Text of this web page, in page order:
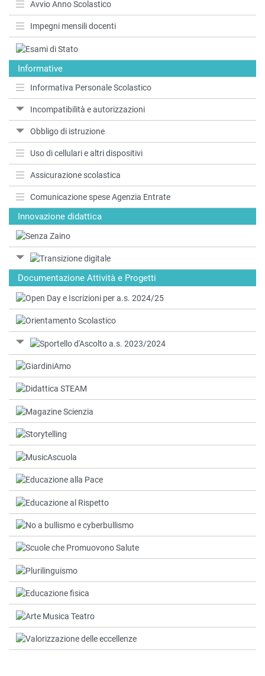
Avvio Anno Scolastico
Impegni mensili docenti
Informative
Informativa Personale Scolastico
Incompatibilità e autorizzazioni
Obbligo di istruzione
Uso di cellulari e altri dispositivi
Assicurazione scolastica
Comunicazione spese Agenzia Entrate
Innovazione didattica
Documentazione Attività e Progetti